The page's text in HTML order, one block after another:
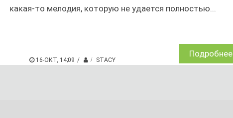
какая-то мелодия, которую не удается полностью...
16-ОКТ, 14;09 STACY
Подробнее